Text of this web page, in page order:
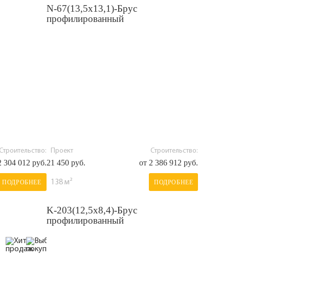
Строительство:
304 012 руб.
ПОДРОБНЕЕ
N-67(13,5х13,1)-Брус
профилированный
Проект
21 450 руб.
Строительство:
от 2 386 912 руб.
138 м² ПОДРОБНЕЕ
K-203(12,5x8,4)-Брус
профилированный